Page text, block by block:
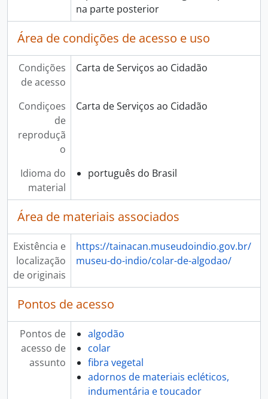
na parte posterior
Área de condições de acesso e uso
Condições
de acesso
Carta de Serviços ao Cidadão
Condiçoes
de
reproduçã
o
Carta de Serviços ao Cidadão
Idioma do
material
português do Brasil
Área de materiais associados
Existência e
localização
de originais
https://tainacan.museudoindio.gov.br/
museu-do-indio/colar-de-algodao/
Pontos de acesso
Pontos de
acesso de
assunto
algodão
colar
fibra vegetal
adornos de materiais ecléticos,
indumentária e toucador